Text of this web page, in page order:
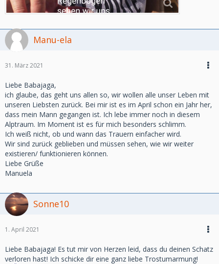
Manu-ela
31. März 2021
Liebe Babajaga,
ich glaube, das geht uns allen so, wir wollen alle unser Leben mit
unseren Liebsten zurück. Bei mir ist es im April schon ein Jahr her,
dass mein Mann gegangen ist. Ich lebe immer noch in diesem
Alptraum. Im Moment ist es für mich besonders schlimm.
Ich weiß nicht, ob und wann das Trauern einfacher wird.
Wir sind zurück geblieben und müssen sehen, wie wir weiter
existieren/ funktionieren können.
Liebe Grüße
Manuela
Sonne10
1. April 2021
Liebe Babajaga! Es tut mir von Herzen leid, dass du deinen Schatz
verloren hast! Ich schicke dir eine ganz liebe Trostumarmung!